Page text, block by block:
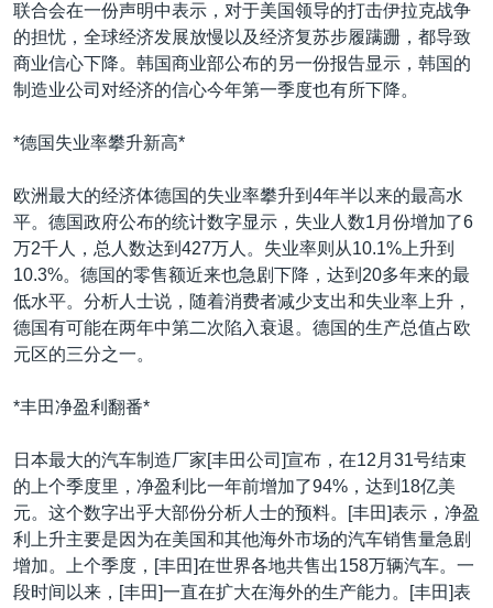
联合会在一份声明中表示，对于美国领导的打击伊拉克战争
的担忧，全球经济发展放慢以及经济复苏步履蹒跚，都导致
商业信心下降。韩国商业部公布的另一份报告显示，韩国的
制造业公司对经济的信心今年第一季度也有所下降。
*德国失业率攀升新高*
欧洲最大的经济体德国的失业率攀升到4年半以来的最高水
平。德国政府公布的统计数字显示，失业人数1月份增加了6
万2千人，总人数达到427万人。失业率则从10.1%上升到
10.3%。德国的零售额近来也急剧下降，达到20多年来的最
低水平。分析人士说，随着消费者减少支出和失业率上升，
德国有可能在两年中第二次陷入衰退。德国的生产总值占欧
元区的三分之一。
*丰田净盈利翻番*
日本最大的汽车制造厂家[丰田公司]宣布，在12月31号结束
的上个季度里，净盈利比一年前增加了94%，达到18亿美
元。这个数字出乎大部份分析人士的预料。[丰田]表示，净盈
利上升主要是因为在美国和其他海外市场的汽车销售量急剧
增加。上个季度，[丰田]在世界各地共售出158万辆汽车。一
段时间以来，[丰田]一直在扩大在海外的生产能力。[丰田]表